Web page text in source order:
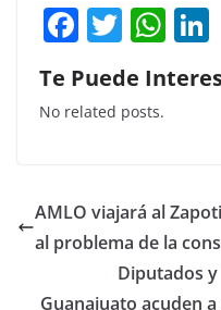
F
a
c
e
o
o
T
w
itt
er
W
h
at
p
p
Te Puede
No related posts.
AMLO viajará al
al problema de la
Diputados y
Guanajuato acuden